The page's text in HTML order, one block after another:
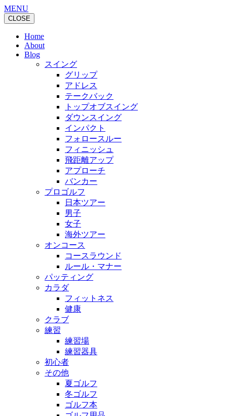
MENU
CLOSE
Home
About
Blog
スイング
グリップ
アドレス
テークバック
トップオブスイング
ダウンスイング
インパクト
フォロースルー
フィニッシュ
飛距離アップ
アプローチ
バンカー
プロゴルフ
日本ツアー
男子
女子
海外ツアー
オンコース
コースラウンド
ルール・マナー
パッティング
カラダ
フィットネス
健康
クラブ
練習
練習場
練習器具
初心者
その他
夏ゴルフ
冬ゴルフ
ゴルフ本